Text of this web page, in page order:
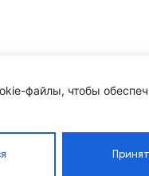
файлы, чтобы